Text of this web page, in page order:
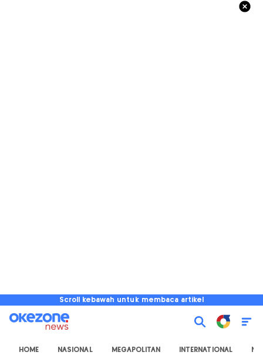
Scroll kebawah untuk membaca artikel
HOME NASIONAL MEGAPOLITAN INTERNATIONAL